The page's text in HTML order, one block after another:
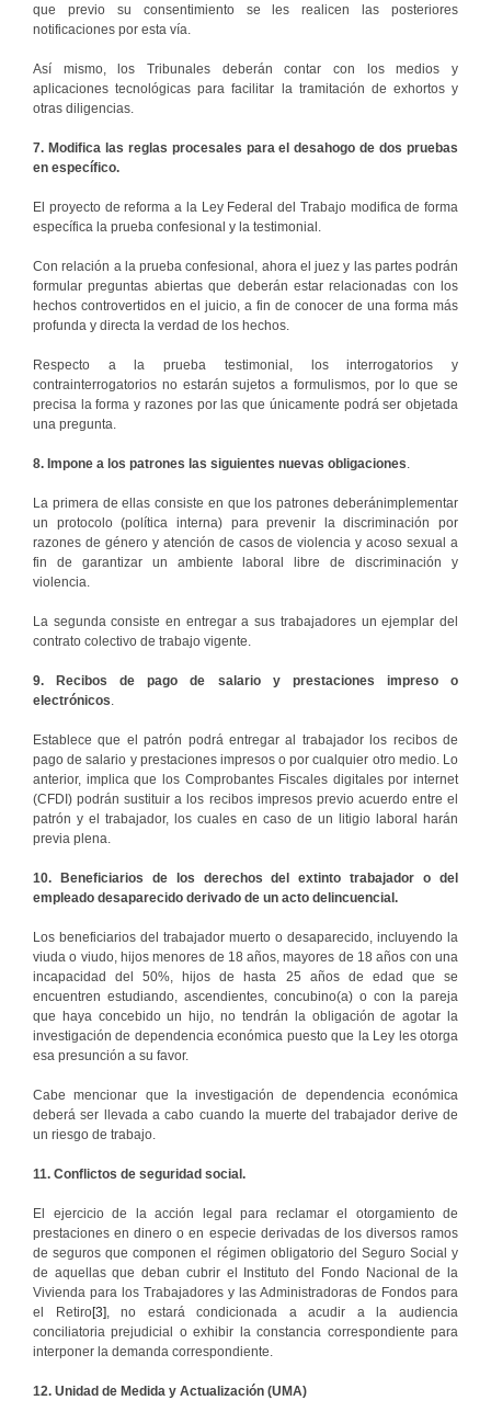
que previo su consentimiento se les realicen las posteriores
notificaciones por esta vía.
Así mismo, los Tribunales deberán contar con los medios y
aplicaciones tecnológicas para facilitar la tramitación de exhortos y
otras diligencias.
7. Modifica las reglas procesales para el desahogo de dos pruebas
en específico.
El proyecto de reforma a la Ley Federal del Trabajo modifica de forma
específica la prueba confesional y la testimonial.
Con relación a la prueba confesional, ahora el juez y las partes podrán
formular preguntas abiertas que deberán estar relacionadas con los
hechos controvertidos en el juicio, a fin de conocer de una forma más
profunda y directa la verdad de los hechos.
Respecto a la prueba testimonial, los interrogatorios y
contrainterrogatorios no estarán sujetos a formulismos, por lo que se
precisa la forma y razones por las que únicamente podrá ser objetada
una pregunta.
8. Impone a los patrones las siguientes nuevas obligaciones
La primera de ellas consiste en que los patrones deberánimplementar
un protocolo (política interna) para prevenir la discriminación por
razones de género y atención de casos de violencia y acoso sexual a
fin de garantizar un ambiente laboral libre de discriminación y
violencia.
La segunda consiste en entregar a sus trabajadores un ejemplar del
contrato colectivo de trabajo vigente.
9. Recibos de pago de salario y prestaciones impreso o
electrónicos
Establece que el patrón podrá entregar al trabajador los recibos de
pago de salario y prestaciones impresos o por cualquier otro medio. Lo
anterior, implica que los Comprobantes Fiscales digitales por internet
(CFDI) podrán sustituir a los recibos impresos previo acuerdo entre el
patrón y el trabajador, los cuales en caso de un litigio laboral harán
previa plena.
10. Beneficiarios de los derechos del extinto trabajador o del
empleado desaparecido derivado de un acto delincuencial.
Los beneficiarios del trabajador muerto o desaparecido, incluyendo la
viuda o viudo, hijos menores de 18 años, mayores de 18 años con una
incapacidad del 50%, hijos de hasta 25 años de edad que se
encuentren estudiando, ascendientes, concubino(a) o con la pareja
que haya concebido un hijo, no tendrán la obligación de agotar la
investigación de dependencia económica puesto que la Ley les otorga
esa presunción a su favor.
Cabe mencionar que la investigación de dependencia económica
deberá ser llevada a cabo cuando la muerte del trabajador derive de
un riesgo de trabajo.
11. Conflictos de seguridad social.
El ejercicio de la acción legal para reclamar el otorgamiento de
prestaciones en dinero o en especie derivadas de los diversos ramos
de seguros que componen el régimen obligatorio del Seguro Social y
de aquellas que deban cubrir el Instituto del Fondo Nacional de la
Vivienda para los Trabajadores y las Administradoras de Fondos para
el Retiro[3], no estará condicionada a acudir a la audiencia
conciliatoria prejudicial o exhibir la constancia correspondiente para
interponer la demanda correspondiente.
12. Unidad de Medida y Actualización (UMA)